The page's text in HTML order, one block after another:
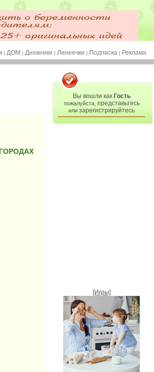
| ДОМ | Дневники | Линеечки | Подписка | Реклама
Вы вошли как Гость
пожалуйста, представьтесь
или зарегистрируйтесь
[Игры]